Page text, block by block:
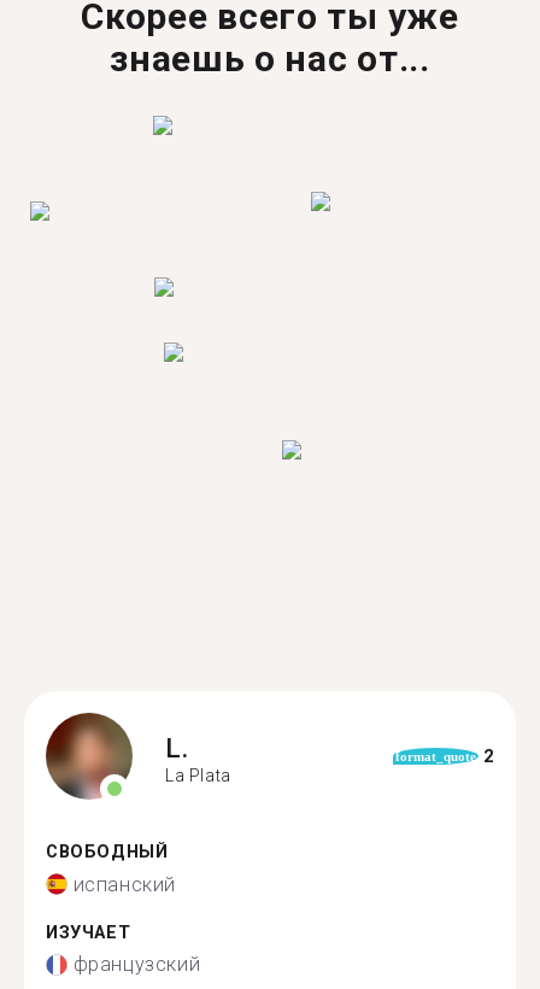
Скорее всего ты уже
знаешь о нас от...
L.
La Plata
format_quote 2
СВОБОДНЫЙ
испанский
ИЗУЧАЕТ
французский